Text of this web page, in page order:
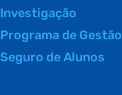
Investigação
Programa de Gestão
Seguro de Alunos